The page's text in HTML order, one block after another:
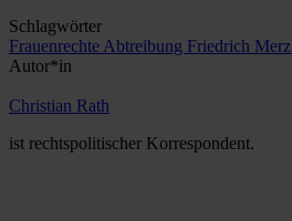
Schlagwörter
Frauenrechte Abtreibung Friedrich Merz
Autor*in
Christian Rath
ist rechtspolitischer Korrespondent.